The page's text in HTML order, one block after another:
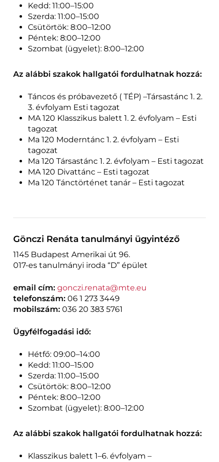
Kedd: 11:00–15:00
Szerda: 11:00–15:00
Csütörtök: 8:00–12:00
Péntek: 8:00–12:00
Szombat (ügyelet): 8:00–12:00
Az alábbi szakok hallgatói fordulhatnak hozzá:
Táncos és próbavezető ( TÉP) –Társastánc 1. 2.
3. évfolyam Esti tagozat
MA 120 Klasszikus balett 1. 2. évfolyam – Esti
tagozat
Ma 120 Moderntánc 1. 2. évfolyam – Esti
tagozat
Ma 120 Társastánc 1. 2. évfolyam – Esti tagozat
MA 120 Divattánc – Esti tagozat
Ma 120 Tánctörténet tanár – Esti tagozat
Gönczi Renáta tanulmányi ügyintéző
1145 Budapest Amerikai út 96.
017-es tanulmányi iroda “D” épület
email cím: gonczi.renata@mte.eu
telefonszám:06 1 273 3449
mobilszám:036 20 383 5761
Ügyfélfogadási idő:
Hétfő: 09:00–14:00
Kedd: 11:00–15:00
Szerda: 11:00–15:00
Csütörtök: 8:00–12:00
Péntek: 8:00–12:00
Szombat (ügyelet): 8:00–12:00
Az alábbi szakok hallgatói fordulhatnak hozzá:
Klasszikus balett 1–6. évfolyam –